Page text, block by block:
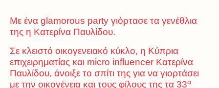
Με ένα glamorous party γιόρτασε τα γενέθλια
της η Κατερίνα Παυλίδου.
Σε κλειστό οικογενειακό κύκλο, η Κύπρια
επιχειρηματίας και micro influencer Κατερίνα
Παυλίδου, άνοιξε το σπίτι της για να γιορτάσει
με την οικογένεια και τους φίλους της τα 33α